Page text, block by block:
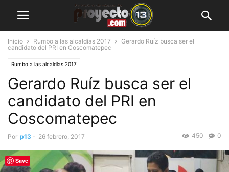
Inicio Rumbo a las alcaldías 2017
Gerardo Ruíz busca ser el
candidato del PRI en Coscomatepec
Rumbo a las alcaldías 2017
Gerardo Ruíz busca ser el
candidato del PRI en
Coscomatepec
Por p13 - 26 febrero, 2017 0
450
Save